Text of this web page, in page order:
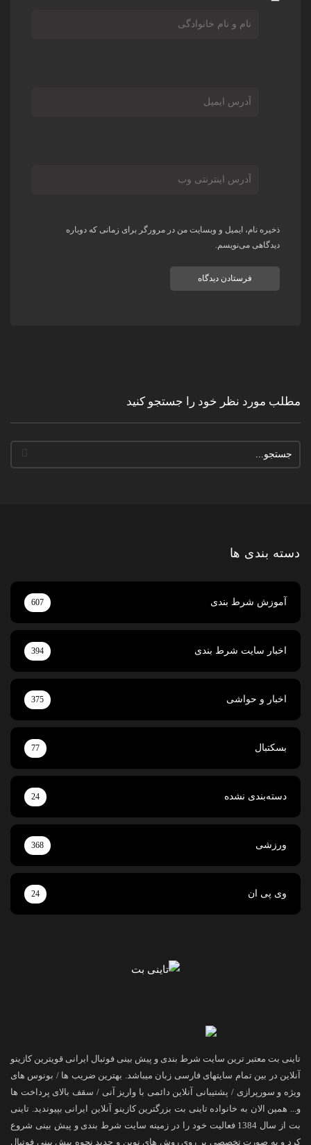
ذخیره نام، ایمیل و وبسایت من در مرورگر برای زمانی که دوباره
دیدگاهی می‌نویسم.
مطلب مورد نظر خود را جستجو کنید
دسته بندی ها
آموزش شرط بندی 607
اخبار سایت شرط بندی 394
اخبار و حواشی 375
بسکتبال 77
دسته‌بندی نشده 24
ورزشی 368
وی پی ان 24
تاینی بت معتبر ترین سایت شرط بندی و پیش بینی فوتبال ایرانی قویترین کازینو
آنلاین در بین تمام سایتهای فارسی زبان میباشد. بهترین ضریب ها / بونوس های
ویژه و سورپرازی / پشتیبانی آنلاین دائمی با واریز آنی / سقف بالای پرداخت ها
و... همین الان به خانواده تاینی بت بزرگترین کازینو آنلاین ایرانی بپیوندید. تاینی
بت از سال 1384 فعالیت خود را در زمینه سایت شرط بندی و پیش بینی شروع
کرد و به صورت تخصصی بر روی روش های نوین و جدید نحوه پیش بینی فوتبال